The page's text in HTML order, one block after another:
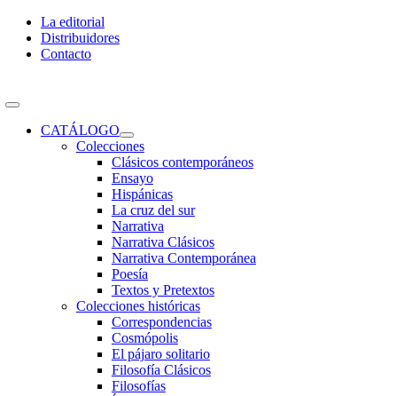
Skip
content
La editorial
Distribuidores
Contacto
Toggle
NavigationCATÁLOGO
Colecciones
Clásicos contemporáneos
Ensayo
Hispánicas
La cruz del sur
Narrativa
Narrativa Clásicos
Narrativa Contemporánea
Poesía
Textos y Pretextos
Colecciones históricas
Correspondencias
Cosmópolis
El pájaro solitario
Filosofía Clásicos
Filosofías